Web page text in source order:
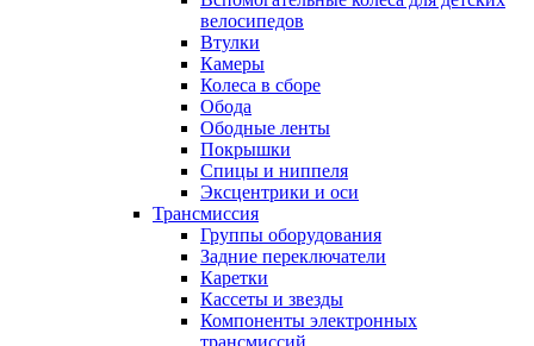
велосипедов
Втулки
Камеры
Колеса в сборе
Обода
Ободные ленты
Покрышки
Спицы и ниппеля
Эксцентрики и оси
Трансмиссия
Группы оборудования
Задние переключатели
Каретки
Кассеты и звезды
Компоненты электронных
трансмиссий